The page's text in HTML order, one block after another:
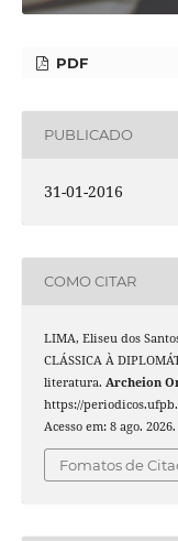
PDF
PUBLICADO
31-01-2016
COMO CITAR
LIMA, Eliseu dos
CLÁSSICA À
literatura. Archeion
https://
Acesso em: 8 ago. 2026.
Fomatos de